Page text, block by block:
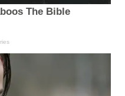
The Bible